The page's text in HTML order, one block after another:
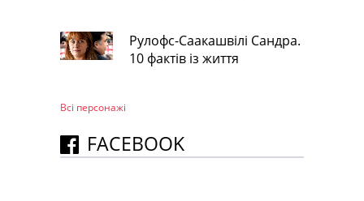
Рулофс-Саакашвілі Сандра.
10 фактів із життя
Всі персонажi
FACEBOOK